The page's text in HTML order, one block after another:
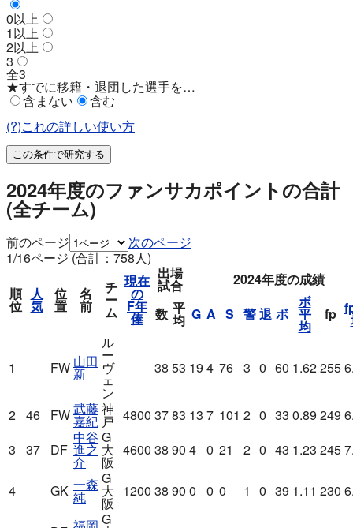
0以上
1以上
2以上
3
全3
★すでに移籍・退団した選手を…
含まない
含む
(?)これの詳しい使い方
この条件で研究する
2024年度のファンサカポイントの合計
(全チーム)
前のページ
次のページ
1/16ページ (合計：758人)
順
位
人
気
位
置
名
前
チ
ー
ム
現在
の
F年
俸
出場
試合
2024年度の成績
数 平
均 G A S 警退 ボ
ボ
平
均
fp
1 FW 山田
新
ル
ー
ヴ
ェ
ン
38 53 19 4 76 3 0 60 1.62255
2 46 FW武藤
嘉紀
神
戸 4800 3783 13 7 101 2 0 33 0.89 249
3
37 DF
中谷
進之
介
G
大
阪
4600 38 90 4 0 21 2 0 43 1.23 245
4 GK 一森
純
G
大
阪
1200 38 90 0 0 0 1 0 39 1.11 230
G